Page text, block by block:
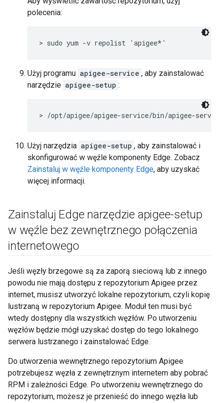
polecenia:
> sudo yum -v repolist 'apigee*'
Użyj programu apigee-service , aby zainstalować
narzędzie apigee-setup :
> /opt/apigee/apigee-service/bin/apigee-
Użyj narzędzia apigee-setup , aby zainstalować i
skonfigurować w węźle komponenty Edge. Zobacz
Zainstaluj w węźle komponenty Edge, aby uzyskać
więcej informacji.
Zainstaluj Edge narzędzie apigee-setup
w węźle bez zewnętrznego połączenia
internetowego
Jeśli węzły brzegowe są za zaporą sieciową lub z innego
powodu nie mają dostępu z repozytorium Apigee przez
internet, musisz utworzyć lokalne repozytorium, czyli kopię
lustrzaną w repozytorium Apigee. Moduł ten musi być
wtedy dostępny dla wszystkich węzłów. Po utworzeniu
węzłów będzie mógł uzyskać dostęp do tego lokalnego
serwera lustrzanego i zainstalować Edge.
Do utworzenia wewnętrznego repozytorium Apigee
potrzebujesz węzła z zewnętrznym internetem aby pobrać
RPM i zależności Edge. Po utworzeniu wewnętrznego do
repozytorium, możesz je przenieść do innego węzła lub